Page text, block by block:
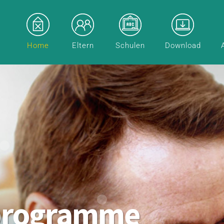
Home Eltern Schulen Download